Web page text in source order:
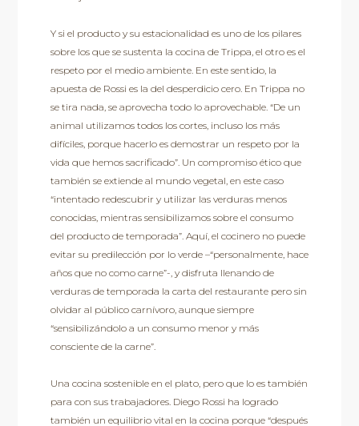
Y si el producto y su estacionalidad es uno de los pilares
sobre los que se sustenta la cocina de Trippa, el otro es el
respeto por el medio ambiente. En este sentido, la
apuesta de Rossi es la del desperdicio cero. En Trippa no
se tira nada, se aprovecha todo lo aprovechable. “De un
animal utilizamos todos los cortes, incluso los más
difíciles, porque hacerlo es demostrar un respeto por la
vida que hemos sacrificado”. Un compromiso ético que
también se extiende al mundo vegetal, en este caso
“intentado redescubrir y utilizar las verduras menos
conocidas, mientras sensibilizamos sobre el consumo
del producto de temporada”. Aquí, el cocinero no puede
evitar su predilección por lo verde –“personalmente, hace
años que no como carne”-, y disfruta llenando de
verduras de temporada la carta del restaurante pero sin
olvidar al público carnívoro, aunque siempre
“sensibilizándolo a un consumo menor y más
consciente de la carne”.
Una cocina sostenible en el plato, pero que lo es también
para con sus trabajadores. Diego Rossi ha logrado
también un equilibrio vital en la cocina porque “después